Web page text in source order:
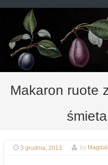
Skip to content
Makaron ruote
3 grudnia, 2013 by